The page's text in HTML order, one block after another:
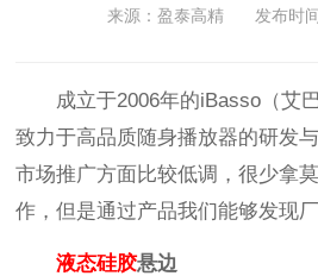
来源：盈泰高精 发布时
成立于2006年的iBasso（艾
致力于高品质随身播放器的研发
市场推广方面比较低调，很少拿
作，但是通过产品我们能够发现
液态硅胶悬边